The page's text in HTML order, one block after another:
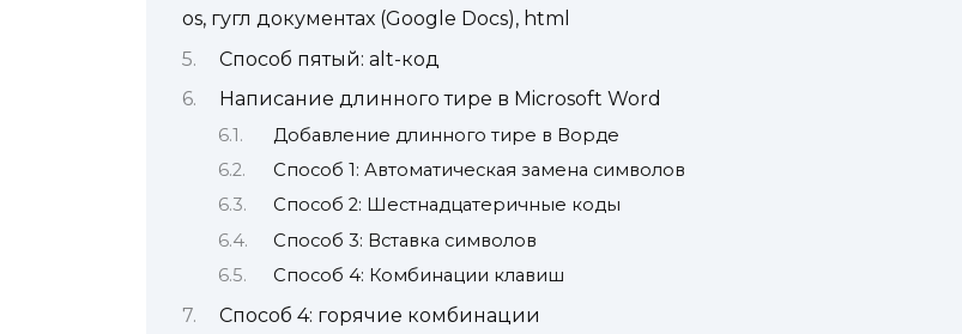
os, гугл документах (Google Docs), html
Способ пятый: alt-код
Написание длинного тире в Microsoft Word
Добавление длинного тире в Ворде
Способ 1: Автоматическая замена символов
Способ 2: Шестнадцатеричные коды
Способ 3: Вставка символов
Способ 4: Комбинации клавиш
Способ 4: горячие комбинации